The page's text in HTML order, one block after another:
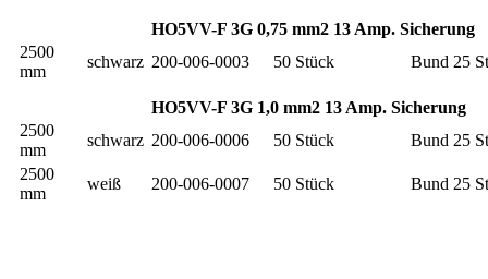
HO5VV-F 3G 0,75 mm2 13 Amp. Sicherung
2500
mm
schwarz 200-006-0003 50 Stück Bund 25
HO5VV-F 3G 1,0 mm2 13 Amp. Sicherung
2500
mm
schwarz 200-006-0006 50 Stück
Bund 25
2500
mm
weiß 200-006-0007 50 Stück Bund 25